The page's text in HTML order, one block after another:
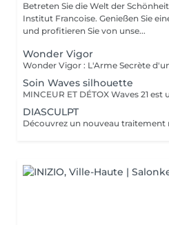
Betreten Sie die Welt der
Institut Francoise. Genießen Sie
und profitieren Sie von unse...
Wonder Vigor
Soin Waves silhouette
DIASCULPT